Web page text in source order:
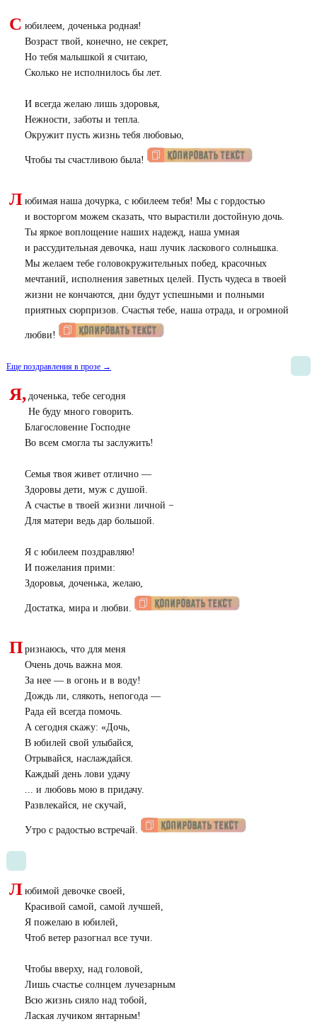
С юбилеем, доченька родная!
Возраст твой, конечно, не секрет,
Но тебя малышкой я считаю,
Сколько не исполнилось бы лет.
И всегда желаю лишь здоровья,
Нежности, заботы и тепла.
Окружит пусть жизнь тебя любовью,
Чтобы ты счастливою была!
Л юбимая наша дочурка, с юбилеем тебя! Мы с гордостью
и восторгом можем сказать, что вырастили достойную дочь.
Ты яркое воплощение наших надежд, наша умная
и рассудительная девочка, наш лучик ласкового солнышка.
Мы желаем тебе головокружительных побед, красочных
мечтаний, исполнения заветных целей. Пусть чудеса в твоей
жизни не кончаются, дни будут успешными и полными
приятных сюрпризов. Счастья тебе, наша отрада, и огромной
любви!
Еще поздравления в прозе →
Я, доченька, тебе сегодня
Не буду много говорить.
Благословение Господне
Во всем смогла ты заслужить!
Семья твоя живет отлично —
Здоровы дети, муж с душой.
А счастье в твоей жизни личной −
Для матери ведь дар большой.
Я с юбилеем поздравляю!
И пожелания прими:
Здоровья, доченька, желаю,
Достатка, мира и любви.
П ризнаюсь, что для меня
Очень дочь важна моя.
За нее — в огонь и в воду!
Дождь ли, слякоть, непогода —
Рада ей всегда помочь.
А сегодня скажу: «Дочь,
В юбилей свой улыбайся,
Отрывайся, наслаждайся.
Каждый день лови удачу
... и любовь мою в придачу.
Развлекайся, не скучай,
Утро с радостью встречай.
Л юбимой девочке своей,
Красивой самой, самой лучшей,
Я пожелаю в юбилей,
Чтоб ветер разогнал все тучи.
Чтобы вверху, над головой,
Лишь счастье солнцем лучезарным
Всю жизнь сияло над тобой,
Лаская лучиком янтарным!